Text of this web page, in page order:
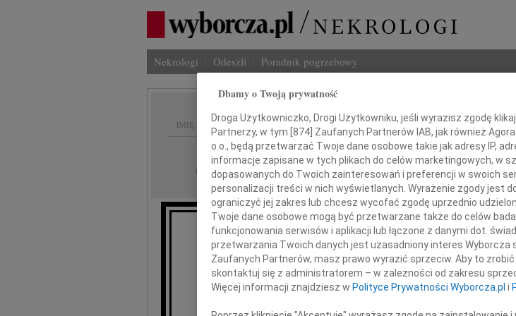
Nekrologi Odeszli Poradnik pogrzebowy
IMIĘ I NAZWISKO:
REGION: Warszawa
DATA EMISJI: 26.09.2009
Nieocenionego znawcę historii
Automobilklubu Polski
Dbamy o Twoją prywatność
Droga Użytkowniczko, Drogi Użytkowniku, jeśli wyrazisz zgodę
Partnerzy, w tym [874] Zaufanych Partnerów IAB, jak również
o.o., będą przetwarzać Twoje dane osobowe takie jak adresy IP,
informacje zapisane w tych plikach do celów marketingowych, w
dopasowanych do Twoich zainteresowań i preferencji w swoich
personalizacji treści w nich wyświetlanych. Wyrażenie zgody jest
ograniczyć jej zakres lub chcesz wycofać zgodę uprzednio
Twoje dane osobowe mogą być przetwarzane także do celów
funkcjonowania serwisów i aplikacji lub łączone z danymi dot.
przetwarzania Twoich danych jest uzasadniony interes Wyborcza
Zaufanych Partnerów, masz prawo wyrazić sprzeciw. Aby to
skontaktuj się z administratorem – w zależności od zakresu
Więcej informacji znajdziesz w Polityce Prywatności Wyborcza.pl i